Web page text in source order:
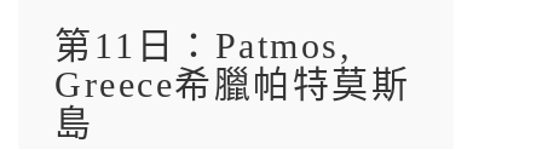
第11日：Patmos,
Greece希臘帕特莫斯
島